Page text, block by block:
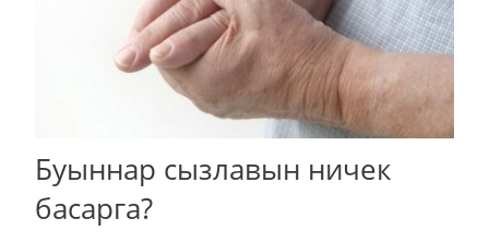
Буыннар сызлавын ничек
басарга?